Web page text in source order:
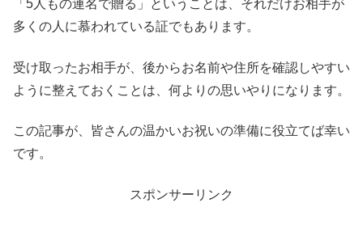
「5人もの連名で贈る」ということは、それだけお相手が
多くの人に慕われている証でもあります。
受け取ったお相手が、後からお名前や住所を確認しやすい
ように整えておくことは、何よりの思いやりになります。
この記事が、皆さんの温かいお祝いの準備に役立てば幸い
です。
スポンサーリンク